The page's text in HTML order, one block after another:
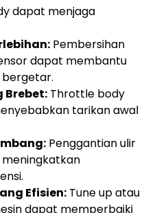
dapat menjaga
Pembersihan
dapat membantu
Brebet: Throttle body
tarikan awal
Penggantian ulir
Efisien: Tune up atau
dapat memperbaiki